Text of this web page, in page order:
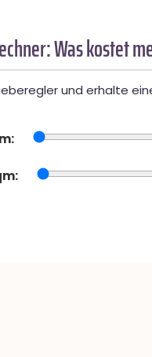
Was kostet
und erhalte